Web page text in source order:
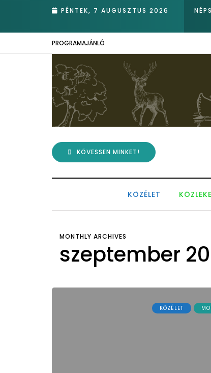
PÉNTEK, 7 AUGUSZTUS 2026
PROGRAMAJÁNLÓ
KÖVESSEN MINKET!
KÖZÉLET
MONTHLY ARCHIVES
szeptember
KÖZÉLET